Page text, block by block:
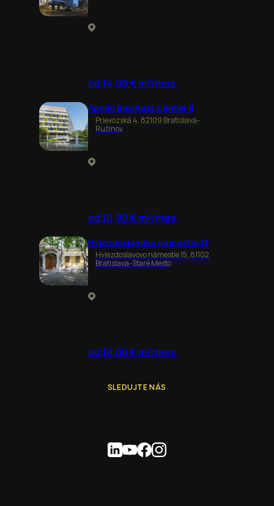
od 14,00 € m²/mes.
Apollo Business Center II
Prievozská 4, 82109 Bratislava-
Ružinov
od 10,90 € m²/mes.
Hviezdoslavovo námestie 15
Hviezdoslavovo námestie 15, 81102
Bratislava-Staré Mesto
od 10,00 € m²/mes.
SLEDUJTE NÁS